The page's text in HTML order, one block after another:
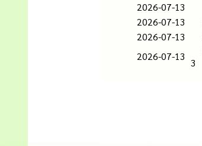
2026-07-13
2026-07-13
2026-07-13
2026-07-13
3